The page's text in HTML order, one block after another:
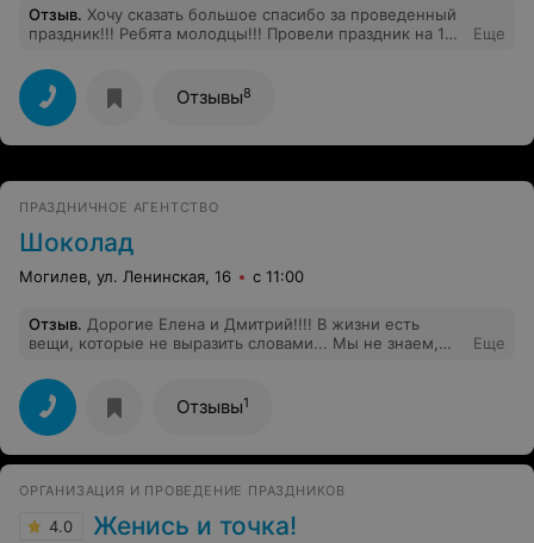
Отзыв. Хочу сказать большое спасибо за проведенный
праздник!!! Ребята молодцы!!! Провели праздник на 100
следующий День рождения и будем рекомендовать
друзьям!!!
Еще
Отзывы8
ПРАЗДНИЧНОЕ АГЕНТСТВО
Шоколад
Могилев, ул. Ленинская, 16 с 11:00
Отзыв. Дорогие Елена и Дмитрий!!!! В жизни есть
вещи, которые не выразить словами... Мы не знаем,
почувствовали таким, какое оно в нашей душе... С П А
С И Б О ! СПАСИБО за то, что подарили нам праздник,
СПАСИБО за то, что забрали на себя все наши
переживания, СПАСИБО за то, что Вы были всегда с
нами... СПАСИБО! СПАСИБО! СПАСИБО!.... ШОКОЛАД-
Еще
Отзывы1
ОРГАНИЗАЦИЯ И ПРОВЕДЕНИЕ ПРАЗДНИКОВ
4.0 Женись и точка!